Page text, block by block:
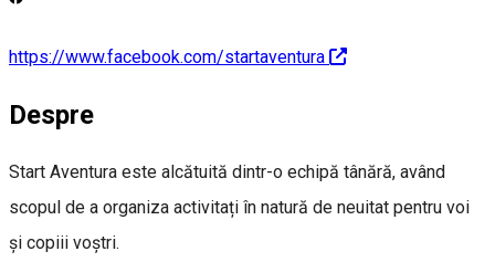
https://www.facebook.com/startaventura
Despre
Start Aventura este alcătuită dintr-o echipă tânără, având
scopul de a organiza activitați în natură de neuitat pentru voi
și copiii voștri.